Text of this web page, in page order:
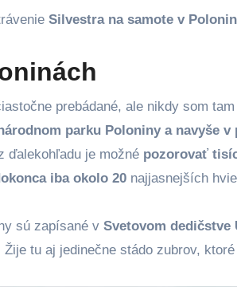
Silvestra na samote v
prebádané, ale nikdy som
parku Poloniny a navyše
ďalekohľadu je možné pozorovať
iba okolo 20 najjasnejších
sú zapísané v Svetovom dedičstve
Žije tu aj jedinečne stádo zubrov,